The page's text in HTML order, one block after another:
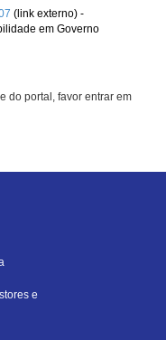
(link externo) -
em Governo
do portal, favor entrar em
e